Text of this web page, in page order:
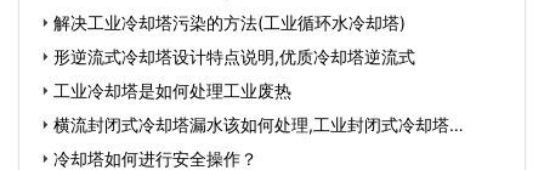
磁噪音大是…
解决工业冷却塔污染的方法(工业循环水冷却塔)
形逆流式冷却塔设计特点说明,优质冷却塔逆流式
工业冷却塔是如何处理工业废热
横流封闭式冷却塔漏水该如何处理,工业封闭式冷却塔…
冷却塔如何进行安全操作？